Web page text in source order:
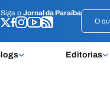
Siga o Jornal da Paraíba
Editorias
Siga o Jornal da Paraíba